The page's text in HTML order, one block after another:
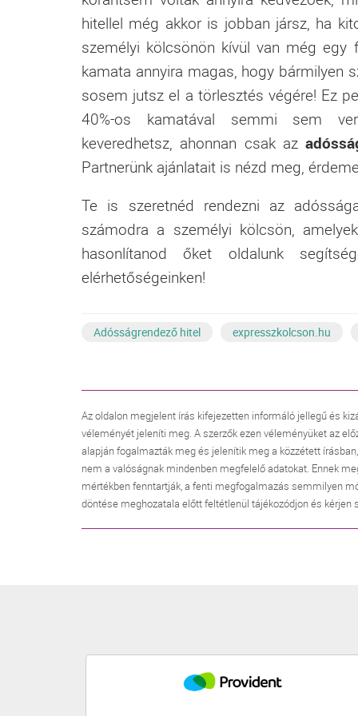
hitellel még akkor is jobban jársz, ha
személyi kölcsönön kívül van még egy
kamata annyira magas, hogy bármilyen
sosem jutsz el a törlesztés végére! Ez
40%-os kamatával semmi sem
keveredhetsz, ahonnan csak az
Partnerünk ajánlatait is nézd meg,
Te is szeretnéd rendezni az
számodra a személyi kölcsön,
hasonlítanod őket oldalunk
elérhetőségeinken!
Adósságrendező hitel expresszkolcson.hu
Az oldalon megjelent írás kifejezetten informáló jellegű és
véleményét jeleníti meg. A szerzők ezen véleményüket az
alapján fogalmazták meg és jelenítik meg a közzétett
nem a valóságnak mindenben megfelelő adatokat. Ennek
mértékben fenntartják, a fenti megfogalmazás semmilyen
döntése meghozatala előtt feltétlenül tájékozódjon és kérjen